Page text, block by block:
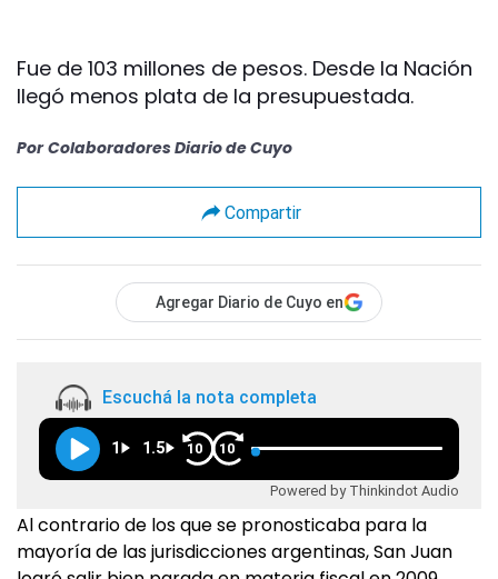
Fue de 103 millones de pesos. Desde la Nación
llegó menos plata de la presupuestada.
Por Colaboradores Diario de Cuyo
Compartir
Agregar Diario de Cuyo en
Escuchá la nota completa
1 1.5 10 10
Powered by Thinkindot Audio
Al contrario de los que se pronosticaba para la
mayoría de las jurisdicciones argentinas, San Juan